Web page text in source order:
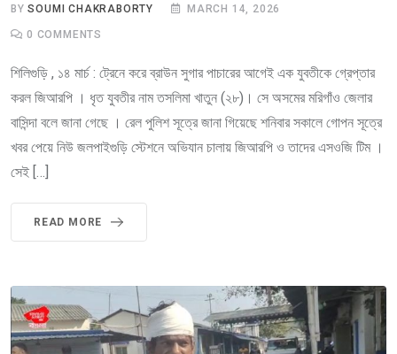
BYSOUMI CHAKRABORTY MARCH 14, 2026
0 COMMENTS
শিলিগুড়ি , ১৪ মার্চ : ট্রেনে করে ব্রাউন সুগার পাচারের আগেই এক যুবতীকে গ্রেপ্তার
করল জিআরপি । ধৃত যুবতীর নাম তসলিমা খাতুন (২৮)। সে অসমের মরিগাঁও জেলার
বাসিন্দা বলে জানা গেছে । রেল পুলিশ সূত্রে জানা গিয়েছে শনিবার সকালে গোপন সূত্রে
খবর পেয়ে নিউ জলপাইগুড়ি স্টেশনে অভিযান চালায় জিআরপি ও তাদের এসওজি টিম ।
সেই […]
READ MORE